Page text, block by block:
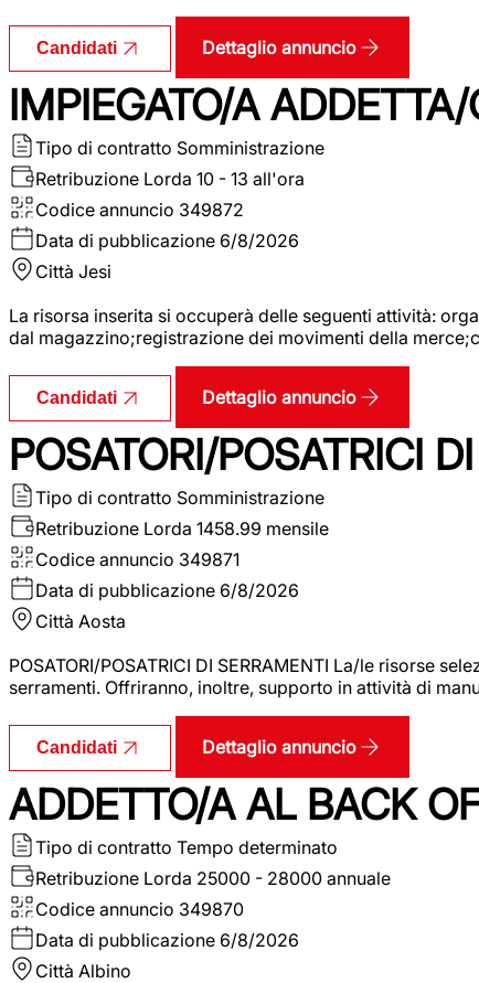
Candidati Dettaglio annuncio
IMPIEGATO/A
Tipo di contratto Somministrazione
Retribuzione Lorda 10 - 13 all'ora
Codice annuncio 349872
Data di pubblicazione 6/8/2026
Città Jesi
La risorsa inserita si occuperà delle seguenti attività:
dal magazzino;registrazione dei movimenti della
Candidati Dettaglio annuncio
POSATORI/POSATRICI
Tipo di contratto Somministrazione
Retribuzione Lorda 1458.99 mensile
Codice annuncio 349871
Data di pubblicazione 6/8/2026
Città Aosta
POSATORI/POSATRICI DI SERRAMENTI La/le risorse
serramenti. Offriranno, inoltre, supporto in attività di
Candidati Dettaglio annuncio
ADDETTO/A AL BACK
Tipo di contratto Tempo determinato
Retribuzione Lorda 25000 - 28000 annuale
Codice annuncio 349870
Data di pubblicazione 6/8/2026
Città Albino